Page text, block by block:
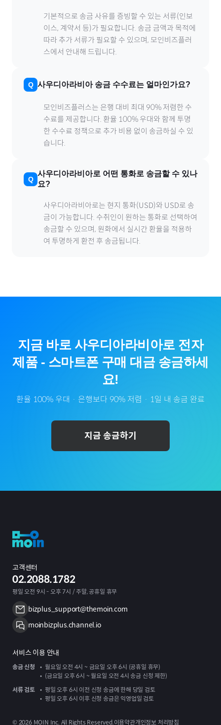
기본적으로 송금 사유를 증빙할 수 있는 서류(인보
이스, 계약서 등)가 필요합니다. 송금 금액과 목적에
따라 추가 서류가 필요할 수 있으며, 모인비즈플러
스에서 안내해 드립니다.
사우디아라비아송금 수수료는 얼마인가요?
모인비즈플러스는 은행 대비 최대 90% 저렴한 수
수료를 제공합니다. 환율 100% 우대와 함께 투명
한 수수료 정책으로 추가 비용 없이 송금하실 수 있
습니다.
사우디아라비아로 어떤 통화로 송금할 수 있나
요?
사우디아라비아로는 현지 통화(USD)와 USD로 송
금이 가능합니다. 수취인이 원하는 통화로 선택하여
송금할 수 있으며, 원화에서 실시간 환율을 적용하
여 투명하게 환전 후 송금됩니다.
지금 바로 사우디아라비아로 전자
제품- 스마트폰구매 대금 송금하세
요!
환율 100% 우대 · 은행보다 90% 저렴 · 1일 내 송금 완료
지금 송금하기
고객센터
02.2088.1782
평일 오전 9시 - 오후 7시 / 주말, 공휴일 휴무
bizplus_support@themoin.com
moinbizplus.channel.io
서비스 이용 안내
송금 신청
월요일 오전 4시 ~ 금요일 오후 6시 (공휴일 휴무)
(금요일 오후 6시 ~ 월요일 오전 4시 송금 신청 제한)
서류 검토
평일 오후 6시 이전 신청 송금에 한해 당일 검토
평일 오후 6시 이후 신청 송금은 익영업일 검토
© 2026MOIN Inc. All Rights Reserved.이용약관개인정보 처리방침